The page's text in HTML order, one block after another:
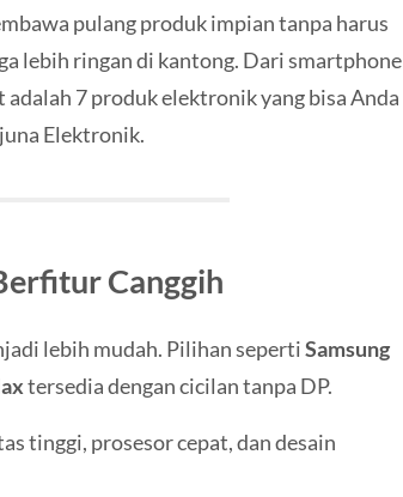
pulang produk impian tanpa harus
lebih ringan di kantong. Dari smartphone
7 produk elektronik yang bisa Anda
Elektronik.
Canggih
lebih mudah. Pilihan sepertiSamsung
tersedia dengan cicilan tanpa DP.
tinggi, prosesor cepat, dan desain